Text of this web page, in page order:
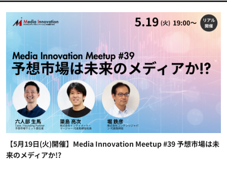
【5月19日(火)開催】Media Innovation Meetup #39 予想市場は未
来のメディアか!?